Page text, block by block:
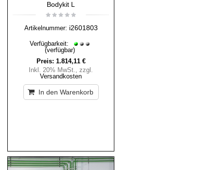
Bodykit L
Artikelnummer: i2601803
Verfügbarkeit:
(verfügbar)
Preis: 1.814,11 €
Inkl. 20% MwSt., zzgl.
Versandkosten
In den Warenkorb